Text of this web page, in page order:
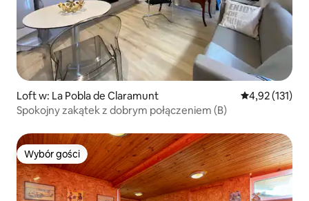
Loft w: La Pobla de Claramunt Średnia
4,92 (131)
Spokojny zakątek z dobrym połączeniem (B)
Wybór gości
Wybór gości